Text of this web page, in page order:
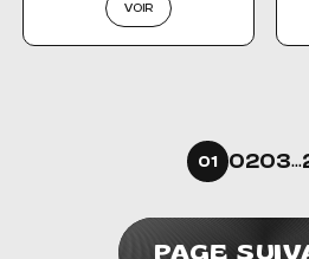
VOIR
01 0203…
PAGE